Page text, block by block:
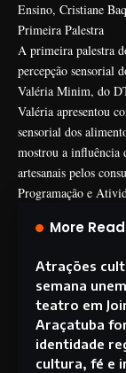
Ensino, Cristiane
Primeira Palestra
A primeira palestra
percepção sensorial
Valéria Minim, do
Valéria apresentou
sensorial dos
mostrou a influência
artesanais pelos
Programação e
More Read
Atrações
semana
teatro em
Araçatuba
identidade
cultura, fé e